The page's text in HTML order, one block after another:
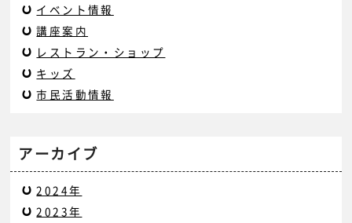
イベント情報
講座案内
レストラン・ショップ
キッズ
市民活動情報
アーカイブ
2024年
2023年